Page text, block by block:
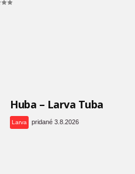
Huba – Larva Tuba
Larva pridané 3.8.2026